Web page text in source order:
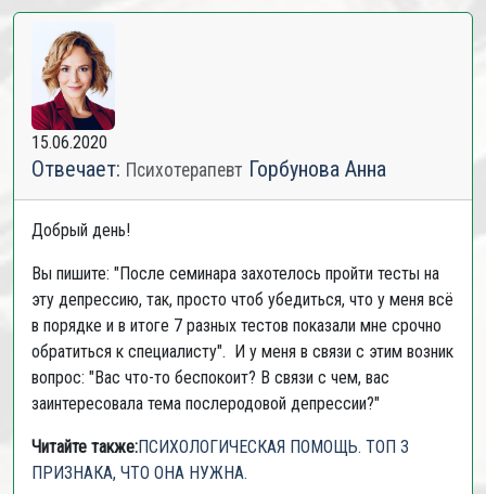
15.06.2020
Отвечает: Психотерапевт Горбунова Анна
Добрый день!
Вы пишите: "После семинара захотелось пройти тесты на
эту депрессию, так, просто чтоб убедиться, что у меня всё
в порядке и в итоге 7 разных тестов показали мне срочно
обратиться к специалисту". И у меня в связи с этим возник
вопрос: "Вас что-то беспокоит? В связи с чем, вас
заинтересовала тема послеродовой депрессии?"
Читайте также:ПСИХОЛОГИЧЕСКАЯ ПОМОЩЬ. ТОП 3
ПРИЗНАКА, ЧТО ОНА НУЖНА.